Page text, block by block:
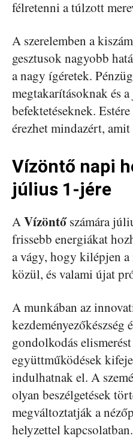
félretenni a túlzott
A szerelemben a
gesztusok nagyobb
a nagy ígéretek.
megtakarításoknak és
befektetéseknek. Estére
érezhet mindazért,
Vízöntő napi
július 1-jére
AVízöntőszámára
frissebb energiákat
a vágy, hogy kilépjen
közül, és valami újat
A munkában az
kezdeményezőkészség
gondolkodás
együttműködések
indulhatnak el. A
olyan beszélgetések
megváltoztatják a
helyzettel kapcsolatban.